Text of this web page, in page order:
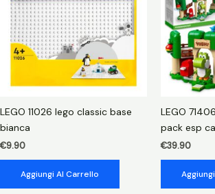
stordino
quantità
LEGO 11026 lego classic base
bianca
€9.90
Aggiungi Al Carrello
LEGO
pack esp
€39.90